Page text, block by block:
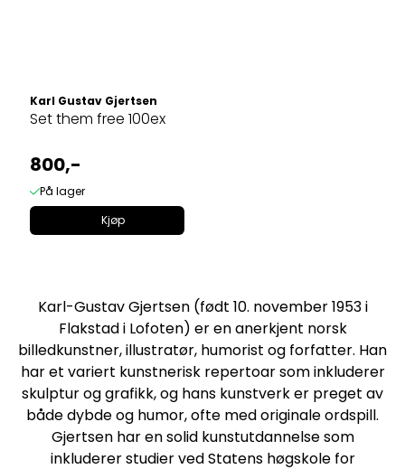
Karl Gustav Gjertsen
Set them free 100ex
800,-
På lager
Kjøp
Karl-Gustav Gjertsen (født 10. november 1953 i
Flakstad i Lofoten) er en anerkjent norsk
billedkunstner, illustratør, humorist og forfatter. Han
har et variert kunstnerisk repertoar som inkluderer
skulptur og grafikk, og hans kunstverk er preget av
både dybde og humor, ofte med originale ordspill.
Gjertsen har en solid kunstutdannelse som
inkluderer studier ved Statens høgskole for